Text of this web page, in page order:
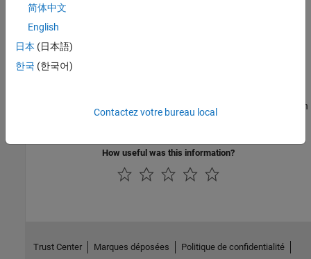
This example shows how to average a group of points that are
within tolerance. This approach produces a reduced data set that
still holds the general shape of the original data.
This example shows how to group scattered data points based on
How useful was this information?
简体中文
English
日本 (日本語)
한국 (한국어)
Contactez votre bureau local
Trust Center Marques déposées Politique de confidentialité